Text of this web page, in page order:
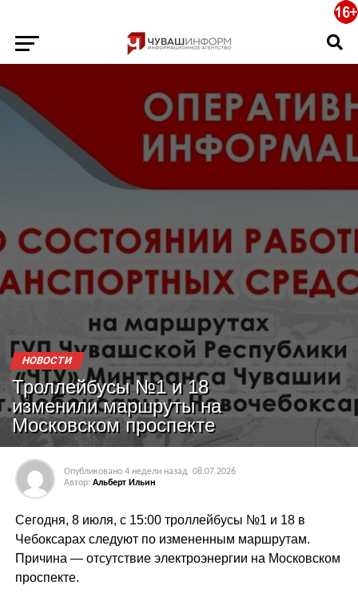
НОВОСТИ
Троллейбусы №1 и 18
изменили маршруты на
Московском проспекте
Опубликовано 4 недели назад 08.07.2026
Автор: Альберт Ильин
Сегодня, 8 июля, с 15:00 троллейбусы №1 и 18 в
Чебоксарах следуют по измененным маршрутам.
Причина — отсутствие электроэнергии на Московском
проспекте.